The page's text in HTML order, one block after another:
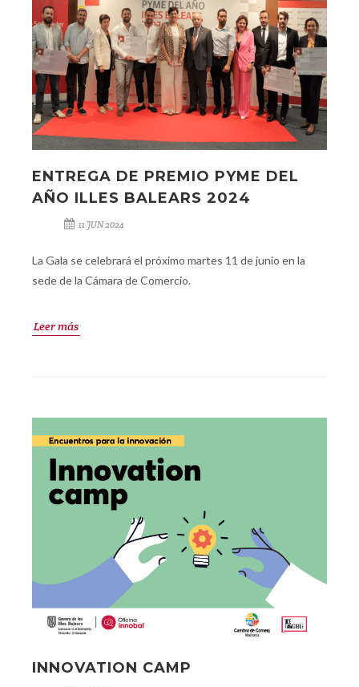
ENTREGA DE PREMIO PYME DEL
AÑO ILLES BALEARS 2024
11 JUN 2024
La Gala se celebrará el próximo martes 11 de junio en la
sede de la Cámara de Comercio.
Leer más
INNOVATION CAMP